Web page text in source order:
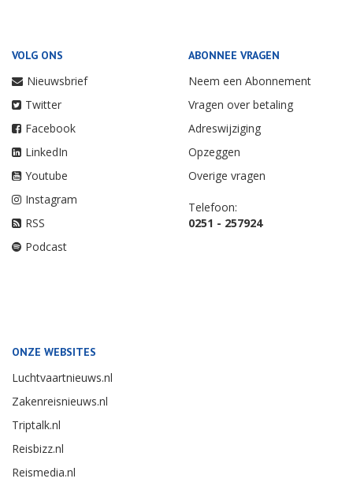
VOLG ONS
Nieuwsbrief
Twitter
Facebook
LinkedIn
Youtube
Instagram
RSS
Podcast
ABONNEE VRAGEN
Neem een Abonnement
Vragen over betaling
Adreswijziging
Opzeggen
Overige vragen
Telefoon:
0251 - 257924
ONZE WEBSITES
Luchtvaartnieuws.nl
Zakenreisnieuws.nl
Triptalk.nl
Reisbizz.nl
Reismedia.nl